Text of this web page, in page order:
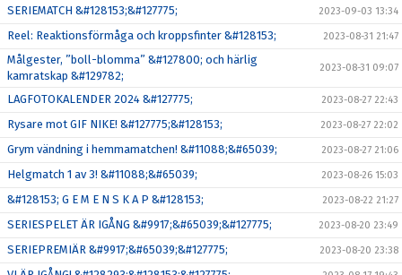
SERIEMATCH &#128153;&#127775; 2023-09-03 13:34
Reel: Reaktionsförmåga och kroppsfinter &#128153; 2023-08-31 21:47
Målgester, ”boll-blomma” &#127800; och härlig
kamratskap &#129782;
2023-08-31 09:07
LAGFOTOKALENDER 2024 &#127775; 2023-08-27 22:43
Rysare mot GIF NIKE! &#127775;&#128153; 2023-08-27 22:02
Grym vändning i hemmamatchen! &#11088;&#65039; 2023-08-27 21:06
Helgmatch 1 av 3! &#11088;&#65039; 2023-08-26 15:03
&#128153; G E M E N S K A P &#128153; 2023-08-22 21:27
SERIESPELET ÄR IGÅNG &#9917;&#65039;&#127775; 2023-08-20 23:49
SERIEPREMIÄR &#9917;&#65039;&#127775; 2023-08-20 23:38